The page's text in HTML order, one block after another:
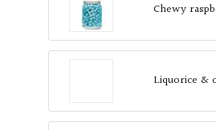
Chewy
Liquorice &